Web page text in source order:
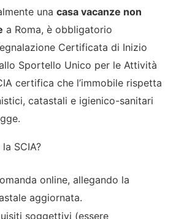
una casa vacanze non
a Roma, è obbligatorio
Certificata di Inizio
Sportello Unico per le Attività
certifica che l’immobile rispetta
catastali e igienico-sanitari
SCIA?
online, allegando la
aggiornata.
soggettivi (essere